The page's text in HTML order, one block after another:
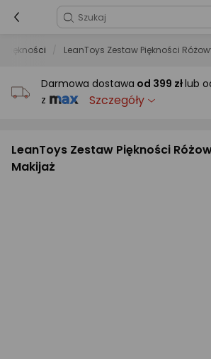
piękności LeanToys Zestaw Piękności
Darmowa dostawa od 399 złlub
z
Szczegóły
LeanToys Zestaw Piękności
Makijaż